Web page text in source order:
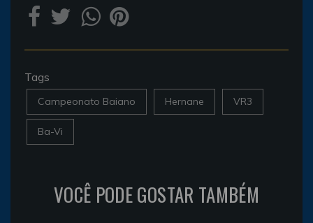
Tags
Campeonato Baiano Hernane VR3
Ba-Vi
VOCÊ PODE GOSTAR TAMBÉM